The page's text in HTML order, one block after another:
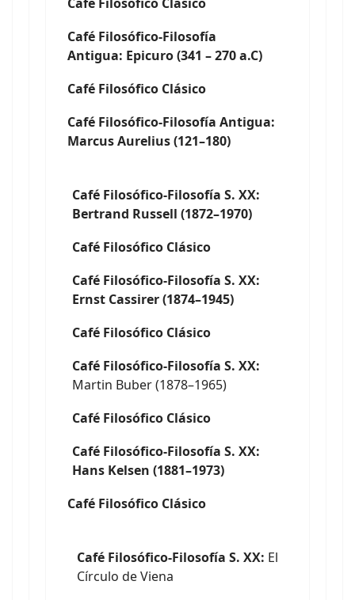
Café Filosófico-Filosofía
Antigua: Epicuro (341 – 270 a.C)
Café Filosófico Clásico
Café Filosófico-Filosofía Antigua:
Marcus Aurelius (121–180)
Café Filosófico-Filosofía S. XX:
Bertrand Russell (1872–1970)
Café Filosófico Clásico
Café Filosófico-Filosofía S. XX:
Ernst Cassirer (1874–1945)
Café Filosófico Clásico
Café Filosófico-Filosofía S. XX:
Martin Buber (1878–1965)
Café Filosófico Clásico
Café Filosófico-Filosofía S. XX:
Hans Kelsen (1881–1973)
Café Filosófico Clásico
Café Filosófico-Filosofía S. XX: El
Círculo de Viena